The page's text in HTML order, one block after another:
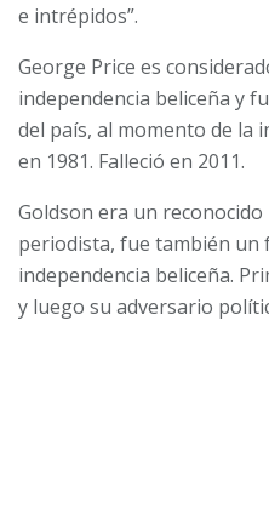
e intrépidos”.
George Price es
independencia beliceña y
del país, al momento de la
en 1981. Falleció en 2011.
Goldson era un
periodista, fue también un
independencia beliceña.
y luego su adversario